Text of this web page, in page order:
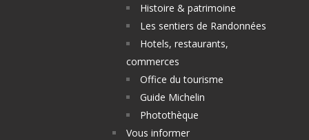
Histoire & patrimoine
Les sentiers de Randonnées
Hotels, restaurants,
commerces
Office du tourisme
Guide Michelin
Photothèque
Vous informer